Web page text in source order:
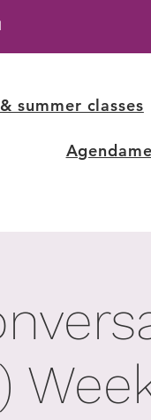
summer classes